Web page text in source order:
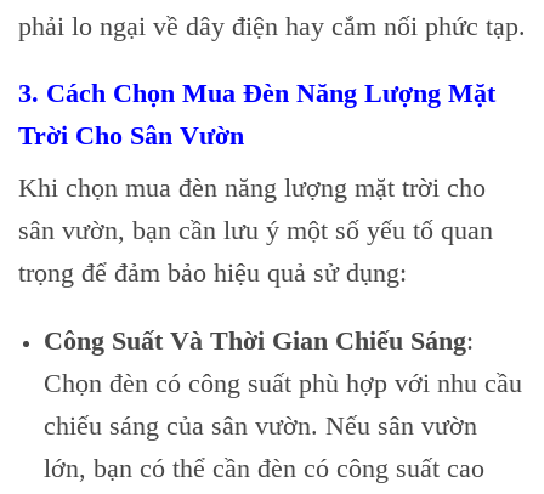
phải lo ngại về dây điện hay cắm nối phức tạp.
3. Cách Chọn Mua Đèn Năng Lượng Mặt
Trời Cho Sân Vườn
Khi chọn mua đèn năng lượng mặt trời cho
sân vườn, bạn cần lưu ý một số yếu tố quan
trọng để đảm bảo hiệu quả sử dụng:
Công Suất Và Thời Gian Chiếu Sáng:
Chọn đèn có công suất phù hợp với nhu cầu
chiếu sáng của sân vườn. Nếu sân vườn
lớn, bạn có thể cần đèn có công suất cao